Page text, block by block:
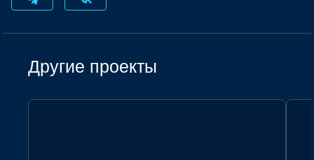
Другие проекты